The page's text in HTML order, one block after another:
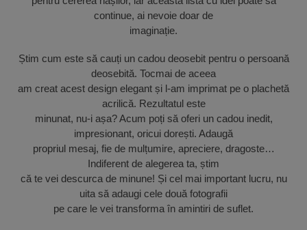
continue, ai nevoie doar de
imaginație.
Știm cum este să cauți un cadou deosebit pentru o persoană
deosebită. Tocmai de aceea
am creat acest design elegant și l-am imprimat pe o plachetă
acrilică. Rezultatul este
minunat, nu-i așa? Acum poți să oferi un cadou inedit,
impresionant, oricui dorești. Adaugă
propriul mesaj, fie de mulțumire, apreciere, dragoste…
Indiferent de alegerea ta, știm
că te vei descurca de minune! Și cel mai important lucru, nu
uita să adaugi cele două fotografii
pe care le vei transforma în amintiri de suflet.